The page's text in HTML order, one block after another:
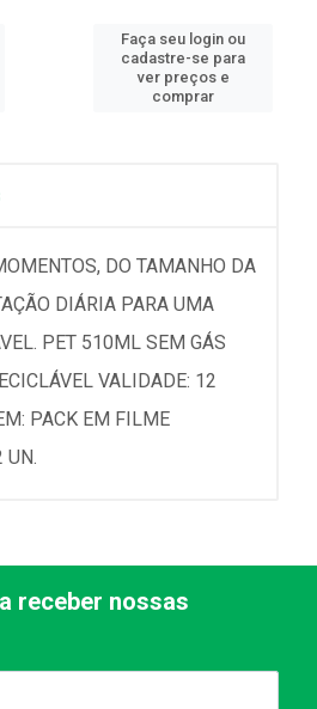
Faça seu login ou
cadastre-se para
ver preços e
comprar
DO TAMANHO DA
DIÁRIA PARA UMA
PET 510ML SEM GÁS
VALIDADE: 12
PACK EM FILME
receber nossas